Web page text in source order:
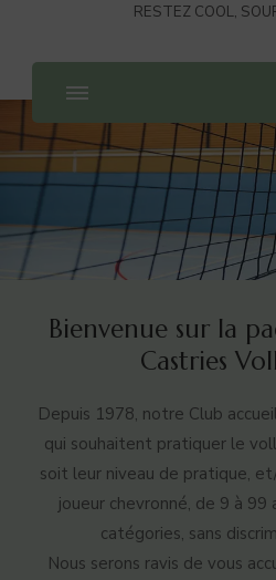
RESTEZ COOL,
Bienvenue sur la
Castries
Depuis 1978, notre Club
qui souhaitent pratiquer le
soit leur niveau de pratique,
joueur chevronné, de 9 à
catégories, sans
Nous serons ravis de vous